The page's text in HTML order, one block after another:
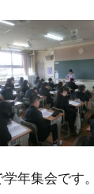
年集会です